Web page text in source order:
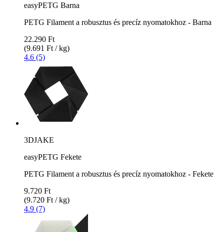
easyPETG Barna
PETG Filament a robusztus és precíz nyomatokhoz - Barna
22.290 Ft
(9.691 Ft / kg)
4.6 (5)
3DJAKE
easyPETG Fekete
PETG Filament a robusztus és precíz nyomatokhoz - Fekete
9.720 Ft
(9.720 Ft / kg)
4.9 (7)